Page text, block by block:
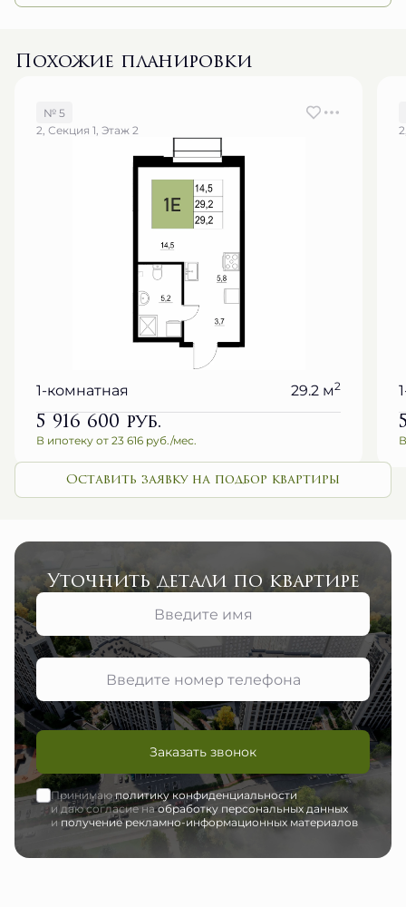
Похожие планировки
№ 5
2, Секция 1, Этаж 2
1-комнатная 29.2 м2
5 916 600руб.
В ипотеку от 23 616 руб./мес.
Оставить заявку на подбор квартиры
Уточнить детали по квартире
Заказать звонок
Принимаюполитику конфиденциальности
и даю согласие наобработку персональных данных
иполучение рекламно-информационных материалов